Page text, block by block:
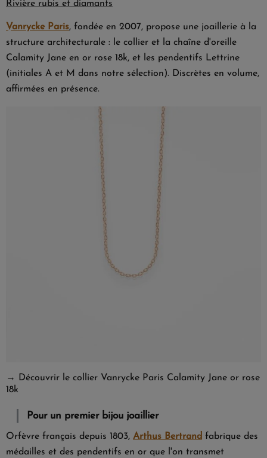
Rivière rubis et diamants
Vanrycke Paris, fondée en 2007, propose une joaillerie à la
structure architecturale : le collier et la chaîne d'oreille
Calamity Jane en or rose 18k, et les pendentifs Lettrine
(initiales A et M dans notre sélection). Discrètes en volume,
affirmées en présence.
→ Découvrir le collier Vanrycke Paris Calamity Jane or rose
18k
Pour un premier bijou joaillier
Orfèvre français depuis 1803, Arthus Bertrand fabrique des
médailles et des pendentifs en or que l'on transmet